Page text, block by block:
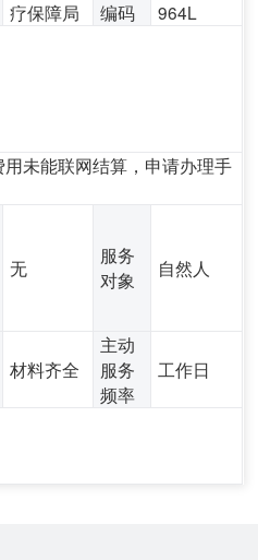
疗保障局
编码
964L
未能联网结算，申请办理手
无
服务
对象
自然人
材料齐全
主动
服务
频率
工作日